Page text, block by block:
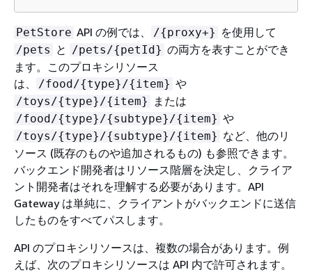
PetStore API の例では、 /{proxy+} を使用して
/pets と /pets/{petId} の両方を表すことができ
ます。このプロキシリソース
は、
/food/{type}/{ item} や
/toys/{type}/{ item} または
/food/{type}/{subtype}/{ item} や
/toys/{type}/{subtype}/{ item} など、他のリ
ソース (既存のものや追加されるもの) も参照できます。
バックエンド開発者はリソース階層を決定し、クライア
ント開発者はそれを理解する必要があります。API
Gateway は単純に、クライアントがバックエンドに送信
したものをすべてパスします。
API のプロキシリソースは、複数の場合があります。例
えば、次のプロキシリソースは API 内で許可されます。